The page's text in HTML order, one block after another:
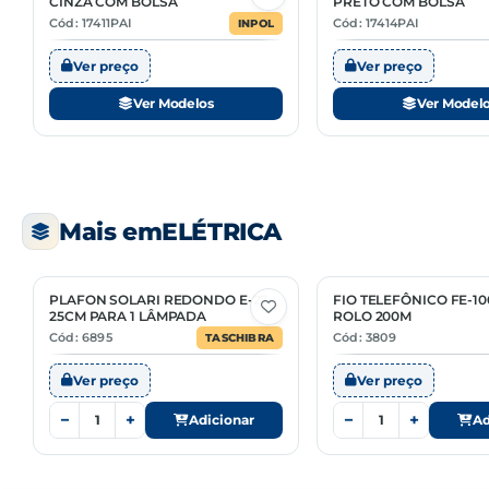
Cód: 17411PAI INPOL
Ver preço
Ver Modelos
Cód: 17414PAI
Ver preço
Ver
Mais emELÉTRICA
PLAFON SOLARI REDONDO E-27
25CM PARA 1 LÂMPADA
Cód: 6895 TASCHIBRA
Ver preço
− + Adicionar
FIO TELEFÔNICO FE-
ROLO 200M
Cód: 3809
Ver preço
− +